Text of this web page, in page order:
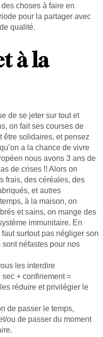
choses à faire en
pour la partager avec
qualité.
à la
de se jeter sur tout et
on fait ses courses de
être solidaires, et pensez
a la chance de vivre
nous avons 3 ans de
de crises !! Alors on
frais, des céréales, des
et autres
à la maison, on
et sains, on mange des
immunitaire. En
surtout pas négliger son
néfastes pour nos
les interdire
+ confinement =
réduire et privilégier le
de passer le temps,
ou de passer du moment